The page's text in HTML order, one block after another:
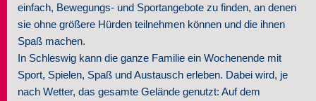
einfach, Bewegungs- und Sportangebote zu finden, an denen
sie ohne größere Hürden teilnehmen können und die ihnen
Spaß machen.
In Schleswig kann die ganze Familie ein Wochenende mit
Sport, Spielen, Spaß und Austausch erleben. Dabei wird, je
nach Wetter, das gesamte Gelände genutzt: Auf dem